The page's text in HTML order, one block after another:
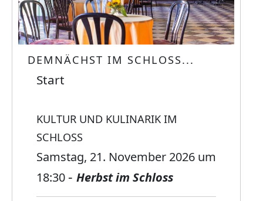
DEMNÄCHST IM SCHLOSS...
Start
KULTUR UND KULINARIK IM
SCHLOSS
Samstag, 21. November 2026 um
18:30 - Herbst im Schloss